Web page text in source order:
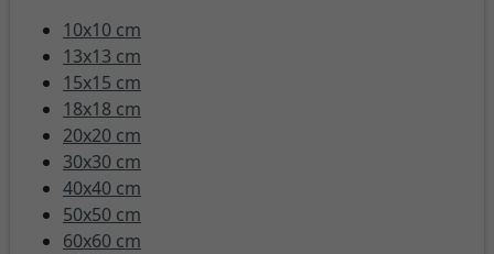
10x10 cm
13x13 cm
15x15 cm
18x18 cm
20x20 cm
30x30 cm
40x40 cm
50x50 cm
60x60 cm